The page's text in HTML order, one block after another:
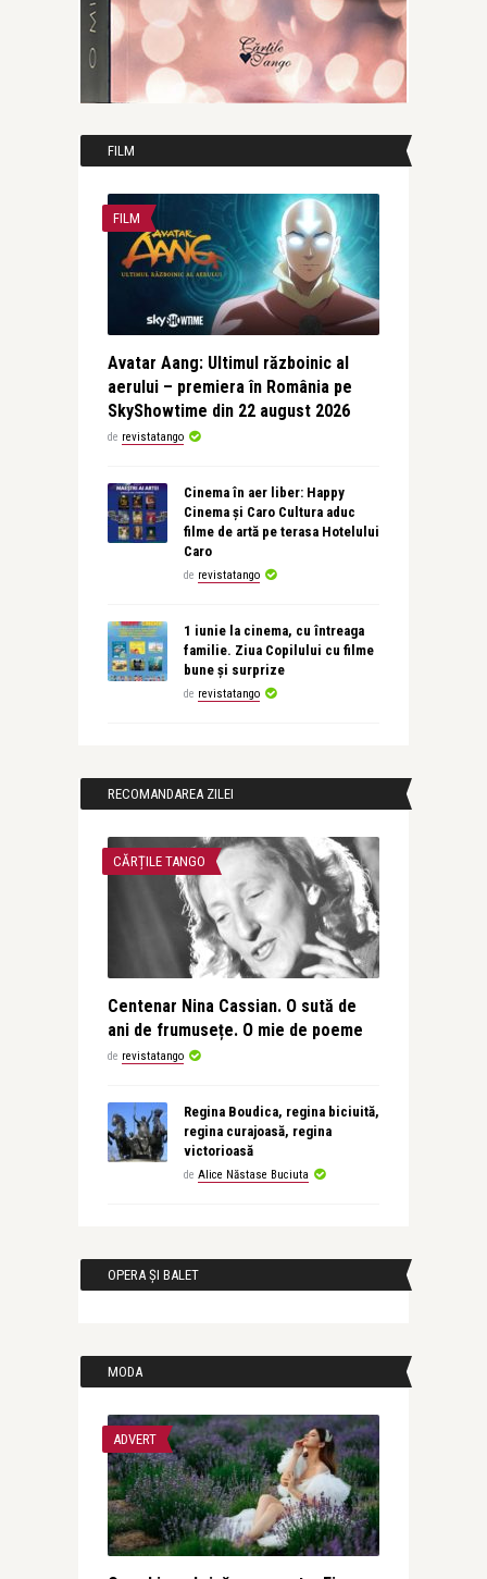
FILM
FILM
Avatar Aang: Ultimul războinic al
aerului – premiera în România pe
SkyShowtime din 22 august 2026
de revistatango
Cinema în aer liber: Happy
Cinema și Caro Cultura aduc
filme de artă pe terasa Hotelului
Caro
de revistatango
1 iunie la cinema, cu întreaga
familie. Ziua Copilului cu filme
bune și surprize
de revistatango
RECOMANDAREA ZILEI
CĂRȚILE TANGO
Centenar Nina Cassian. O sută de
ani de frumusețe. O mie de poeme
de revistatango
Regina Boudica, regina biciuită,
regina curajoasă, regina
victorioasă
de Alice Năstase Buciuta
OPERA ȘI BALET
MODA
ADVERT